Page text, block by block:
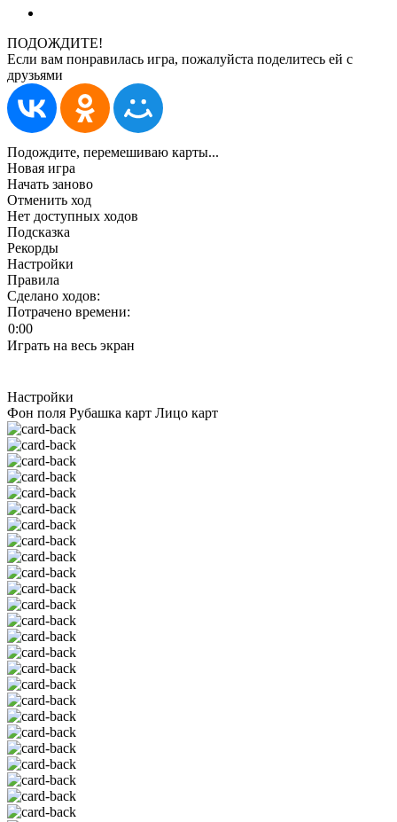
ПОДОЖДИТЕ!
Если вам понравилась игра, пожалуйста поделитесь ей с
друзьями
Подождите, перемешиваю карты...
Новая игра
Начать заново
Отменить ход
Нет доступных ходов
Подсказка
Рекорды
Настройки
Правила
Сделано ходов:
Потрачено времени:
0:00
Играть на весь экран
Настройки
Фон поля Рубашка карт Лицо карт